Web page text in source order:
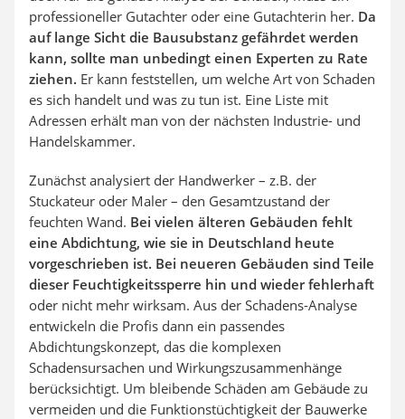
professioneller Gutachter oder eine Gutachterin her. Da
auf lange Sicht die Bausubstanz gefährdet werden
kann, sollte man unbedingt einen Experten zu Rate
ziehen. Er kann feststellen, um welche Art von Schaden
es sich handelt und was zu tun ist. Eine Liste mit
Adressen erhält man von der nächsten Industrie- und
Handelskammer.
Zunächst analysiert der Handwerker – z.B. der
Stuckateur oder Maler – den Gesamtzustand der
feuchten Wand. Bei vielen älteren Gebäuden fehlt
eine Abdichtung, wie sie in Deutschland heute
vorgeschrieben ist. Bei neueren Gebäuden sind Teile
dieser Feuchtigkeitssperre hin und wieder fehlerhaft
oder nicht mehr wirksam. Aus der Schadens-Analyse
entwickeln die Profis dann ein passendes
Abdichtungskonzept, das die komplexen
Schadensursachen und Wirkungszusammenhänge
berücksichtigt. Um bleibende Schäden am Gebäude zu
vermeiden und die Funktionstüchtigkeit der Bauwerke